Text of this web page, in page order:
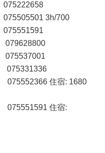
3h/700
075331336
住宿: 1680
075551591 住宿: